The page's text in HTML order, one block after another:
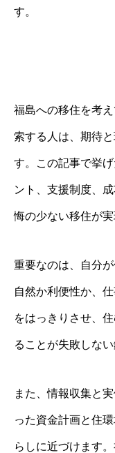
す。
福島への移住を考
索する人は、期待
す。この記事で挙
ント、支援制度、
悔の少ない移住が実
重要なのは、自分
自然か利便性か、
をはっきりさせ、
ることが失敗しない
また、情報収集と
った資金計画と住
らしに近づけます